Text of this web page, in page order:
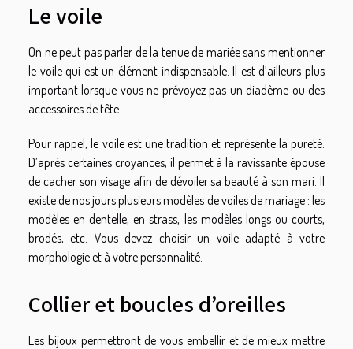
Le voile
On ne peut pas parler de la tenue de mariée sans mentionner
le voile qui est un élément indispensable. Il est d’ailleurs plus
important lorsque vous ne prévoyez pas un diadème ou des
accessoires de tête.
Pour rappel, le voile est une tradition et représente la pureté.
D’après certaines croyances, il permet à la ravissante épouse
de cacher son visage afin de dévoiler sa beauté à son mari. Il
existe de nos jours plusieurs modèles de voiles de mariage : les
modèles en dentelle, en strass, les modèles longs ou courts,
brodés, etc. Vous devez choisir un voile adapté à votre
morphologie et à votre personnalité.
Collier et boucles d’oreilles
Les bijoux permettront de vous embellir et de mieux mettre